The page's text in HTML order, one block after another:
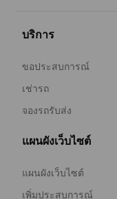
บริการ
ขอประสบการณ์
เช่ารถ
จองรถรับส่ง
แผนผังเว็บไซต์
แผนผังเว็บไซต์
เพิ่มประสบการณ์